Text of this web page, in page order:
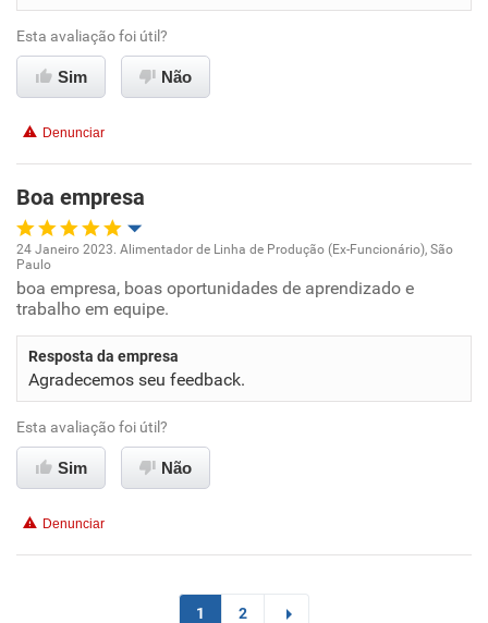
Conciliação com a vida familiar
Benefícios
Esta avaliação foi útil?
Sim Não
Denunciar
Boa empresa
Oportunidade de promoção
Conciliação com a vida familiar
Benefícios
Recomenda esta empresa
Recomenda a diretoria
24 Janeiro 2023. Alimentador de Linha de Produção (Ex-Funcionário), São
Paulo
boa empresa, boas oportunidades de aprendizado e
trabalho em equipe.
Resposta da empresa
Agradecemos seu feedback.
Esta avaliação foi útil?
Sim Não
Denunciar
1 2